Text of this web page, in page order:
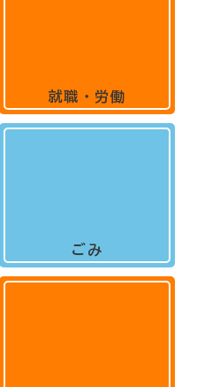
就職・労働
ごみ